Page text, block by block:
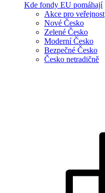
Kde fondy EU pomáhají
Akce pro veřejnost
Nové Česko
Zelené Česko
Moderní Česko
Bezpečné Česko
Česko netradičně